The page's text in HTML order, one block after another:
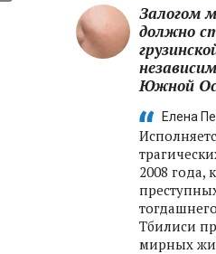
e‑торговле,
ученым
Залогом
должно
Южной
Елена
2008 года,
Тбилиси
мирных